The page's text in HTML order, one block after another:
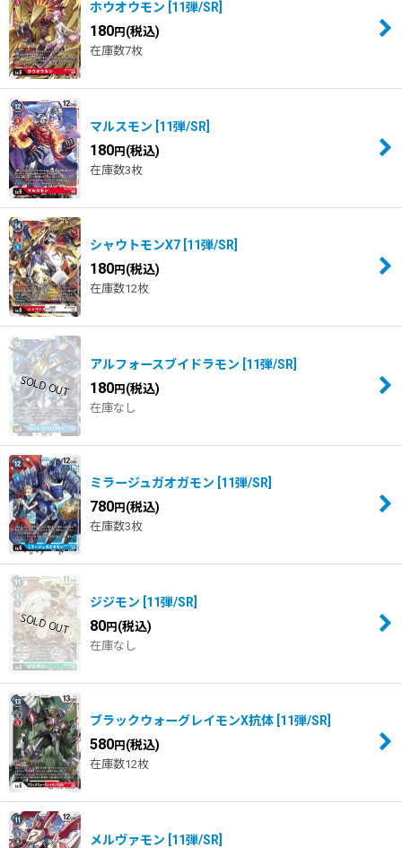
ホウオウモン 11弾/SR
180円 (税込)
在庫数7枚
マルスモン 11弾/SR
180円 (税込)
在庫数3枚
シャウトモンX7 11弾/SR
180円 (税込)
在庫数12枚
アルフォースブイドラモン 11弾/SR
180円 (税込)
在庫なし
ミラージュガオガモン 11弾/SR
780円 (税込)
在庫数3枚
ジジモン 11弾/SR
80円 (税込)
在庫なし
ブラックウォーグレイモンX抗体 11弾/SR
580円 (税込)
在庫数12枚
メルヴァモン 11弾/SR